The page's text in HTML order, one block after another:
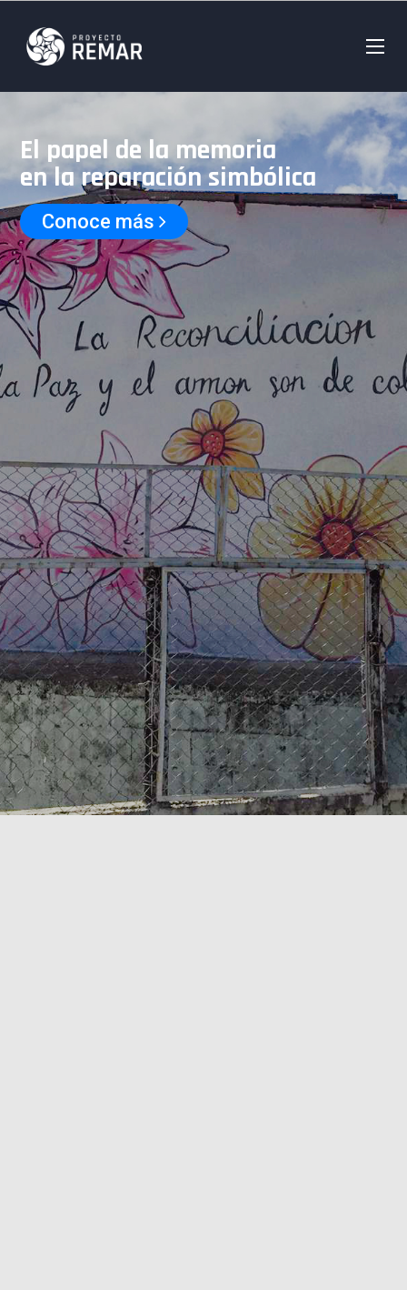
El papel de la memoria
en la reparación simbólica
Conoce más